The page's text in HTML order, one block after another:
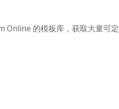
Online 的模板库，获取大量可定